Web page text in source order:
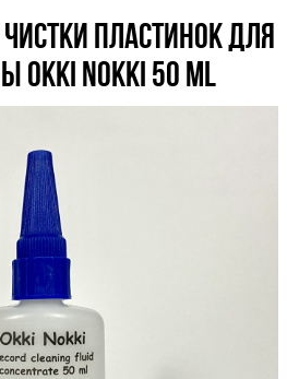
пластинок для
Okki Nokki 50 ml